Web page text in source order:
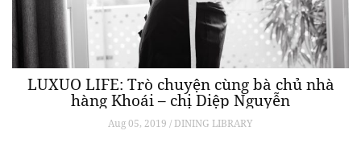
LUXUO LIFE: Trò chuyện cùng bà chủ nhà
hàng Khoái – chị Diệp Nguyễn
Aug 05, 2019 / DINING LIBRARY